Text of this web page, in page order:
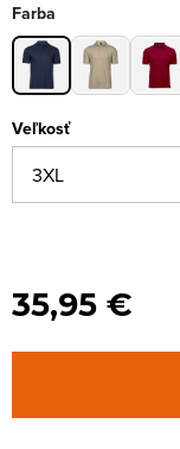
Farba
Veľkosť
35,95 €